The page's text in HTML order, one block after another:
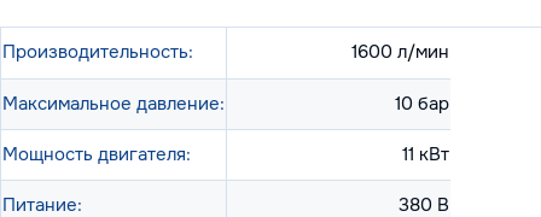
Производительность: 1600 л/мин
Максимальное давление: 10 бар
Мощность двигателя: 11 кВт
Питание: 380 В